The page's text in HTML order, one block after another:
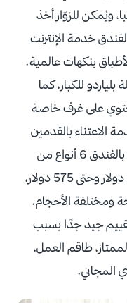
ويُمكن للزوّار أخذ
خدمة الإنترنت
بنكهات عالمية.
للكبار، كما
على غرف خاصة
الاعتناء بالقدمين
واليدين مع تواجد متخصصين. يوجد بالفندق 6 أنواع من
الغرف، والتي تتراوح أسعارها ما بين 90 دولار وحتى 575 دولار،
ومختلفة الأحجام.
جيد جدًا بسبب
طاقم العمل،
المجاني.